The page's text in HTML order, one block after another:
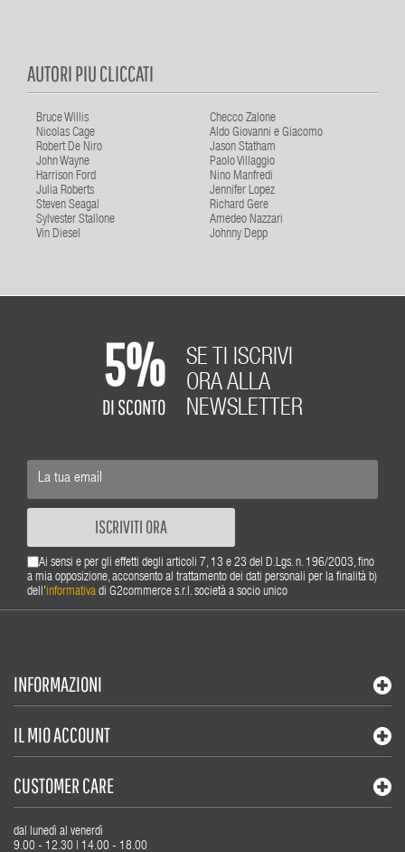
AUTORI PIU CLICCATI
Bruce Willis
Checco Zalone
Nicolas Cage
Aldo Giovanni e Giacomo
Robert De Niro
Jason Statham
John Wayne
Paolo Villaggio
Harrison Ford
Nino Manfredi
Julia Roberts
Jennifer Lopez
Steven Seagal
Richard Gere
Sylvester Stallone
Amedeo Nazzari
Vin Diesel
Johnny Depp
5%
DI SCONTO
SE TI ISCRIVI
ORA ALLA
NEWSLETTER
ISCRIVITI ORA
Ai sensi e per gli effetti degli articoli 7, 13 e 23 del D.Lgs. n. 196/2003, fino
a mia opposizione, acconsento al trattamento dei dati personali per la finalità b)
dell'informativa di G2commerce s.r.l. società a socio unico
INFORMAZIONI
IL MIO ACCOUNT
CUSTOMER CARE
dal lunedì al venerdì
9.00 - 12.30 | 14.00 - 18.00